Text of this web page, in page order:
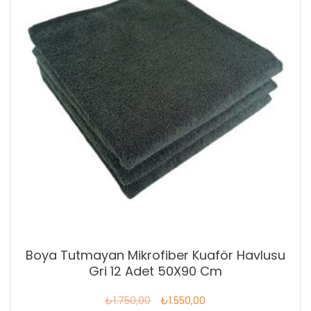
Boya Tutmayan Mikrofiber Kuaför Havlusu
Gri 12 Adet 50X90 Cm
₺1.750,00
Orijinal
₺1.550,00